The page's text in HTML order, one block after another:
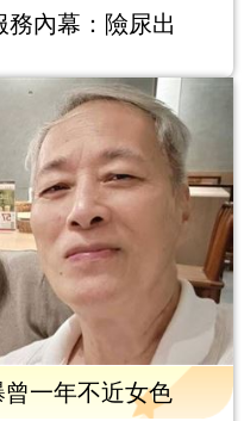
內幕：險尿出
一年不近女色